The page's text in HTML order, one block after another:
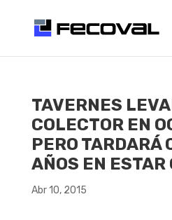
TAVERNES
COLECTOR EN
PERO TARDARÁ
AÑOS EN ESTAR
Abr 10, 2015